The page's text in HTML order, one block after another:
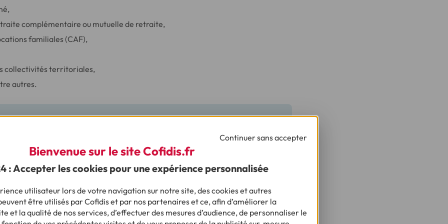
complémentaire ou mutuelle de retraite,
familiales (CAF),
collectivités territoriales,
autres.
exiger que ce prêt complémentaire soit couvert par une assurance
titre qu’un prêt classique, et avec les mêmes garanties. Cela peut
pour une construction de maison. N’hésitez pas à vous renseigner sur les
d’obtenir ce type de prêt.
: qu’est-ce que le prêt à taux zéro ou
Continuer sans accepter
Bienvenue sur le site Cofidis.fr
: Accepter les cookies pour une expérience personnalisée
utilisateur lors de votre navigation sur notre site, des cookies et autres
être utilisés par Cofidis et par nos partenaires et ce, afin d’améliorer la
et la qualité de nos services, d’effectuer des mesures d’audience, de personnaliser le